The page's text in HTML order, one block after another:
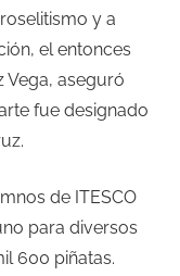
y a
el entonces
Vega, aseguró
fue designado
de ITESCO
para diversos
600 piñatas.